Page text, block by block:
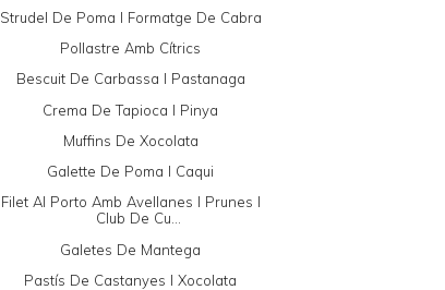
Strudel De Poma I Formatge De Cabra
Pollastre Amb Cítrics
Bescuit De Carbassa I Pastanaga
Crema De Tapioca I Pinya
Muffins De Xocolata
Galette De Poma I Caqui
Filet Al Porto Amb Avellanes I Prunes I
Club De Cu...
Galetes De Mantega
Pastís De Castanyes I Xocolata